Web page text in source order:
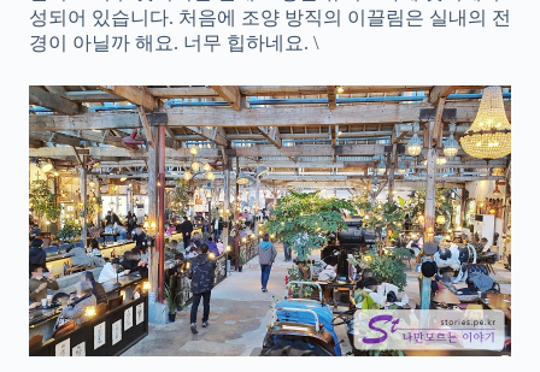
성되어 있습니다. 처음에 조양 방직의 이끌림은 실내의 전
경이 아닐까 해요. 너무 힙하네요. \